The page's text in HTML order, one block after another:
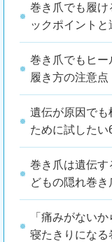
巻き爪でも履け
ックポイント
巻き爪でもヒー
履き方の注意点
遺伝が原因で
ために試した
巻き爪は遺伝す
どもの隠れ巻き
「痛みがない
寝たきりになる